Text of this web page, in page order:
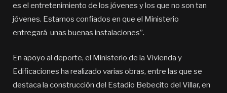
es el entretenimiento de los jóvenes y los que no son tan
jóvenes. Estamos confiados en que el Ministerio
entregará unas buenas instalaciones”.
En apoyo al deporte, el Ministerio de la Vivienda y
Edificaciones ha realizado varias obras, entre las que se
destaca la construcción del Estadio Bebecito del Villar, en